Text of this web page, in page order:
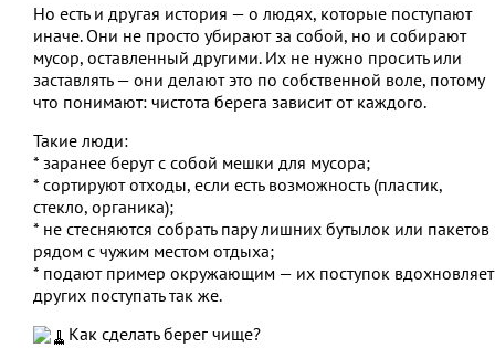
Но есть и другая история — о людях, которые поступают
иначе. Они не просто убирают за собой, но и собирают
мусор, оставленный другими. Их не нужно просить или
заставлять — они делают это по собственной воле, потому
что понимают: чистота берега зависит от каждого.
Такие люди:
* заранее берут с собой мешки для мусора;
* сортируют отходы, если есть возможность (пластик,
стекло, органика);
* не стесняются собрать пару лишних бутылок или пакетов
рядом с чужим местом отдыха;
* подают пример окружающим — их поступок вдохновляет
других поступать так же.
Как сделать берег чище?